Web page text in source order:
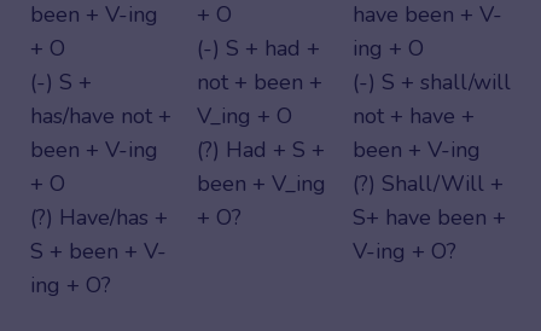
been + V-ing
+ O
(-) S +
has/have not +
been + V-ing
+ O
(?) Have/has +
S + been + V-
ing + O?
+ O
(-) S + had +
not + been +
V_ing + O
(?) Had + S +
been + V_ing
+ O? ​
have been + V-
ing + O
(-) S + shall/will
not + have +
been + V-ing
(?) Shall/Will +
S+ have been +
V-ing + O?